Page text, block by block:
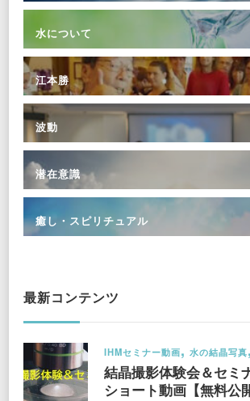
水について
江本勝
波動
潜在意識
癒し・スピリチュアル
最新コンテンツ
IHMセミナー動画 水の結晶写真
結晶撮影体験会＆セミ
ショート動画【無料公